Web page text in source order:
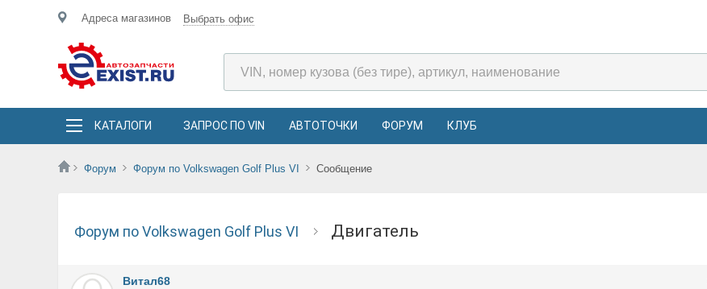
Адреса магазинов Выбрать офис
КАТАЛОГИ ЗАПРОС ПО VIN АВТОТОЧКИ ФОРУМ КЛУБ
Форум Форум по Volkswagen Golf Plus VI Сообщение
Форум по Volkswagen Golf Plus VI Двигатель
Витал68